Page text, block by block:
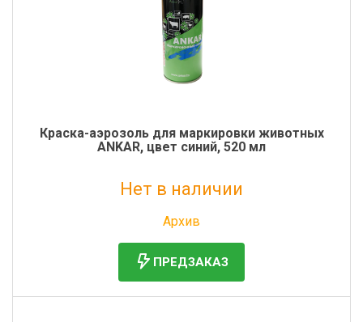
Краска-аэрозоль для маркировки животных
ANKAR, цвет синий, 520 мл
Нет в наличии
Архив
ПРЕДЗАКАЗ